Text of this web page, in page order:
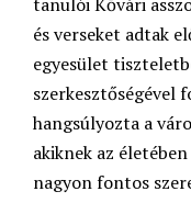
és verseket adtak
egyesület
szerkesztőségével
hangsúlyozta a
akiknek az
nagyon fontos